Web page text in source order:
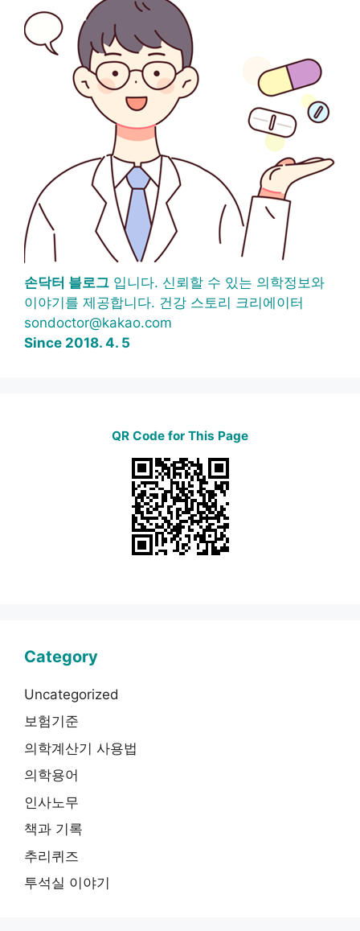
손닥터 블로그 입니다. 신뢰할 수 있는 의학정보와
이야기를 제공합니다. 건강 스토리 크리에이터
sondoctor@kakao.com
Since 2018. 4. 5
QR Code for This Page
Category
Uncategorized
보험기준
의학계산기 사용법
의학용어
인사노무
책과 기록
추리퀴즈
투석실 이야기